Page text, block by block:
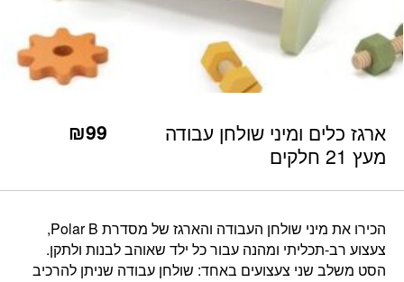
ארגז כלים ומיני שולחן עבודה
מעץ 21 חלקים
₪99
הכירו את מיני שולחן העבודה והארגז של מסדרת Polar B,
צעצוע רב-תכליתי ומהנה עבור כל ילד שאוהב לבנות ולתקן.
הסט משלב שני צעצועים באחד: שולחן עבודה שניתן להרכיב